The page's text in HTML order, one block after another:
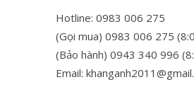
Hotline: 0983 006 275
(Gọi mua) 0983 006 275
(Bảo hành) 0943 340 996
Email: